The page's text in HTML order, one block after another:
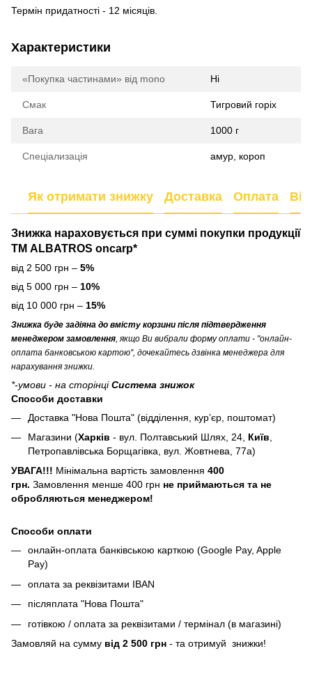
Термін придатності - 12 місяців.
Характеристики
«Покупка частинами» від mono Ні
Смак Тигровий горіх
Вага 1000 г
Спеціализація амур, короп
Як отримати знижку Доставка Оплата
Знижка нараховується при суммі покупки продукції
ТМ ALBATROS oncarp*
від 2 500 грн – 5%
від 5 000 грн – 10%
від 10 000 грн – 15%
Знижка буде задіяна до вмісту корзини після підтвердження
менеджером замовлення , якщо Ви вибрали форму оплати - "онлайн-
оплата банковською картою", дочекайтесь дзвінка менеджера для
нарахування знижки.
*-умови - на сторінціСистема знижок
Способи доставки
Доставка "Нова Пошта" (відділення, кур’єр, поштомат)
Магазини (Харків - вул. Полтавський Шлях, 24, Київ
Петропавлівська Борщагівка, вул. Жовтнева, 77а)
УВАГА!!! Мінімальна вартість замовлення 400
грн. Замовлення менше 400 грн не приймаються та не
обробляються менеджером!
Способи оплати
онлайн-оплата банківською карткою (Google Pay, Apple
Pay)
оплата за реквізитами IBAN
післяплата "Нова Пошта"
готівкою / оплата за реквізитами / термінал (в магазині)
Замовляй на сумму від 2 500 грн - та отримуй знижки!